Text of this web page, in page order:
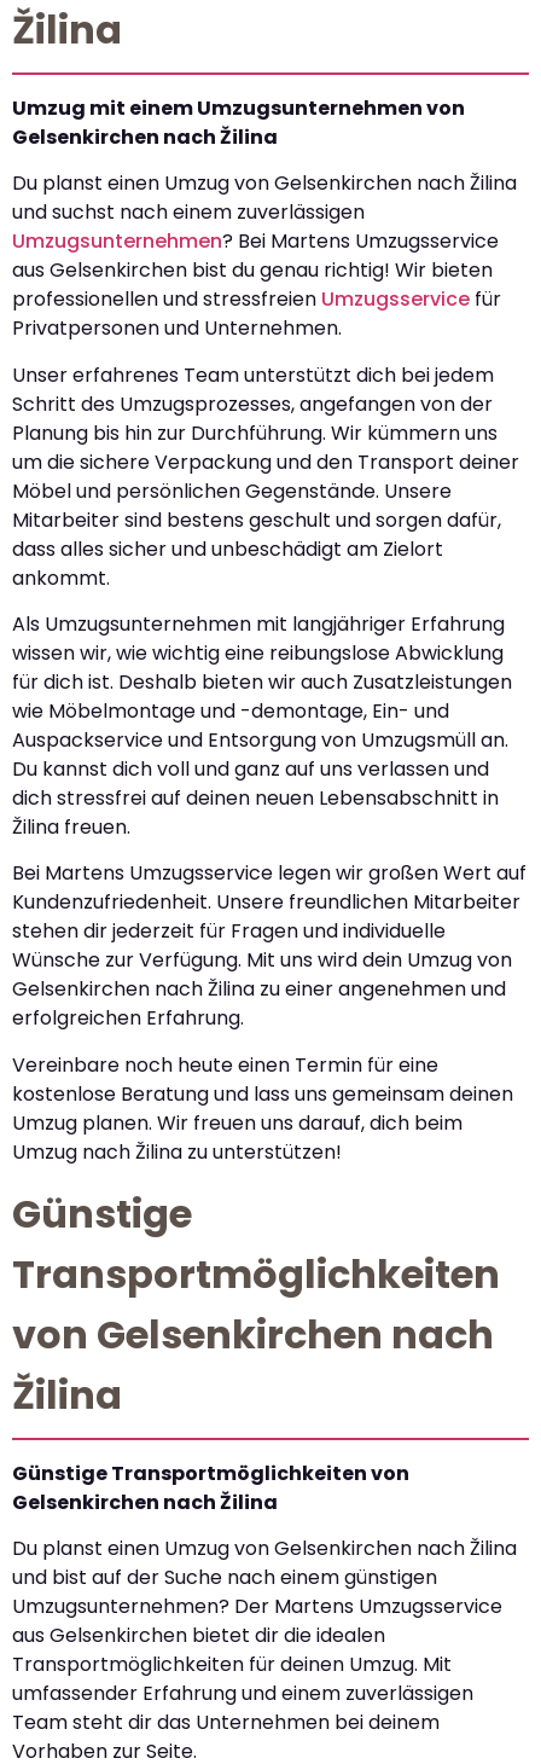
Žilina
Umzug mit einem Umzugsunternehmen von
Gelsenkirchen nach Žilina
Du planst einen Umzug von Gelsenkirchen nach Žilina
und suchst nach einem zuverlässigen
Umzugsunternehmen? Bei Martens Umzugsservice
aus Gelsenkirchen bist du genau richtig! Wir bieten
professionellen und stressfreien Umzugsservice für
Privatpersonen und Unternehmen.
Unser erfahrenes Team unterstützt dich bei jedem
Schritt des Umzugsprozesses, angefangen von der
Planung bis hin zur Durchführung. Wir kümmern uns
um die sichere Verpackung und den Transport deiner
Möbel und persönlichen Gegenstände. Unsere
Mitarbeiter sind bestens geschult und sorgen dafür,
dass alles sicher und unbeschädigt am Zielort
ankommt.
Als Umzugsunternehmen mit langjähriger Erfahrung
wissen wir, wie wichtig eine reibungslose Abwicklung
für dich ist. Deshalb bieten wir auch Zusatzleistungen
wie Möbelmontage und -demontage, Ein- und
Auspackservice und Entsorgung von Umzugsmüll an.
Du kannst dich voll und ganz auf uns verlassen und
dich stressfrei auf deinen neuen Lebensabschnitt in
Žilina freuen.
Bei Martens Umzugsservice legen wir großen Wert auf
Kundenzufriedenheit. Unsere freundlichen Mitarbeiter
stehen dir jederzeit für Fragen und individuelle
Wünsche zur Verfügung. Mit uns wird dein Umzug von
Gelsenkirchen nach Žilina zu einer angenehmen und
erfolgreichen Erfahrung.
Vereinbare noch heute einen Termin für eine
kostenlose Beratung und lass uns gemeinsam deinen
Umzug planen. Wir freuen uns darauf, dich beim
Umzug nach Žilina zu unterstützen!
Günstige
Transportmöglichkeiten
von Gelsenkirchen nach
Žilina
Günstige Transportmöglichkeiten von
Gelsenkirchen nach Žilina
Du planst einen Umzug von Gelsenkirchen nach Žilina
und bist auf der Suche nach einem günstigen
Umzugsunternehmen? Der Martens Umzugsservice
aus Gelsenkirchen bietet dir die idealen
Transportmöglichkeiten für deinen Umzug. Mit
umfassender Erfahrung und einem zuverlässigen
Team steht dir das Unternehmen bei deinem
Vorhaben zur Seite.